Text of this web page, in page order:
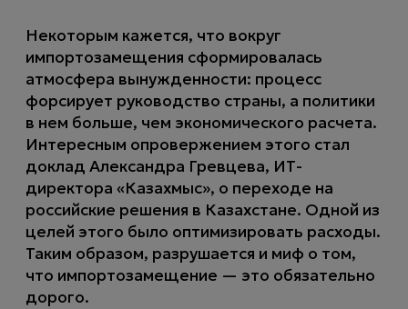
Некоторым кажется, что вокруг
импортозамещения сформировалась
атмосфера вынужденности: процесс
форсирует руководство страны, а политики
в нем больше, чем экономического расчета.
Интересным опровержением этого стал
доклад Александра Гревцева, ИТ-
директора «Казахмыс», о переходе на
российские решения в Казахстане. Одной из
целей этого было оптимизировать расходы.
Таким образом, разрушается и миф о том,
что импортозамещение — это обязательно
дорого.